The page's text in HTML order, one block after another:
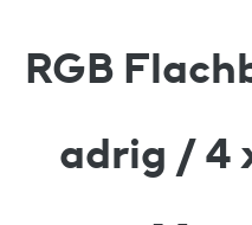
RGB
adrig / 4